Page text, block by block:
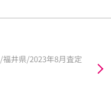
井県/2023年8月査定